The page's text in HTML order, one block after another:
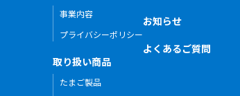
事業内容
プライバシーポリシー
取り扱い商品
たまご製品
お知らせ
よくあるご質問